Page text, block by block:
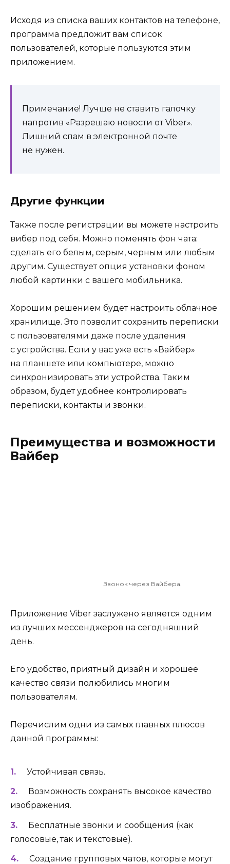
Исходя из списка ваших контактов на телефоне,
программа предложит вам список
пользователей, которые пользуются этим
приложением.
Примечание! Лучше не ставить галочку
напротив «Разрешаю новости от Viber».
Лишний спам в электронной почте
не нужен.
Другие функции
Также после регистрации вы можете настроить
вибер под себя. Можно поменять фон чата:
сделать его белым, серым, черным или любым
другим. Существует опция установки фоном
любой картинки с вашего мобильника.
Хорошим решением будет настроить облачное
хранилище. Это позволит сохранить переписки
с пользователями даже после удаления
с устройства. Если у вас уже есть «Вайбер»
на планшете или компьютере, можно
синхронизировать эти устройства. Таким
образом, будет удобнее контролировать
переписки, контакты и звонки.
Преимущества и возможности
Вайбер
Звонок через Вайбера.
Приложение Viber заслужено является одним
из лучших мессенджеров на сегодняшний
день.
Его удобство, приятный дизайн и хорошее
качество связи полюбились многим
пользователям.
Перечислим одни из самых главных плюсов
данной программы:
Устойчивая связь.
Возможность сохранять высокое качество
изображения.
Бесплатные звонки и сообщения (как
голосовые, так и текстовые).
Создание групповых чатов, которые могут